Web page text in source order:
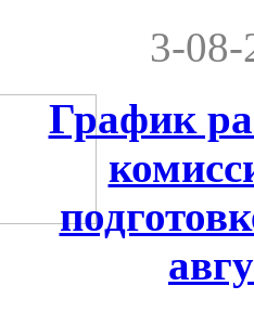
3-08-
График